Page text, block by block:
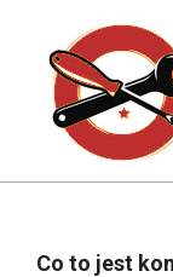
content
NavigationCo to jest